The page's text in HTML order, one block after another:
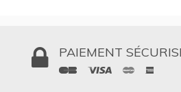
PAIEMENT